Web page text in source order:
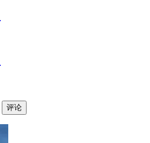
评论